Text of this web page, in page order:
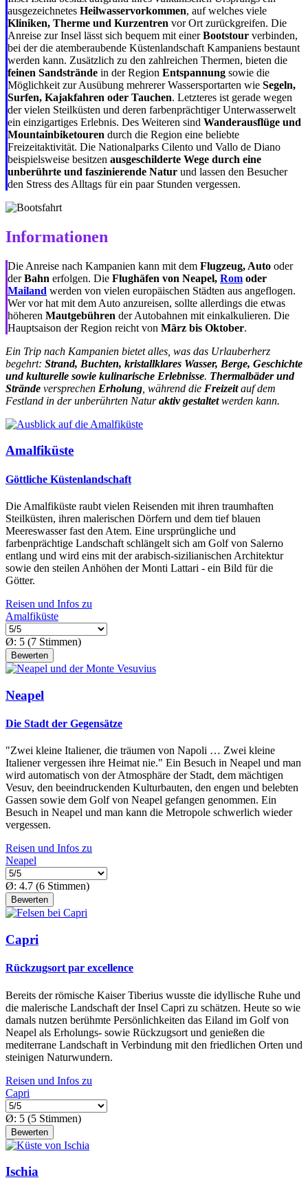
ausgezeichnetes Heilwasservorkommen, auf welches viele
Kliniken, Therme und Kurzentren vor Ort zurückgreifen. Die
Anreise zur Insel lässt sich bequem mit einerBootstour verbinden,
bei der die atemberaubende Küstenlandschaft Kampaniens bestaunt
werden kann. Zusätzlich zu den zahlreichen Thermen, bieten die
feinen Sandstrände in der Region Entspannung sowie die
Möglichkeit zur Ausübung mehrerer Wassersportarten wie Segeln,
Surfen, Kajakfahren oder Tauchen. Letzteres ist gerade wegen
der vielen Steilküsten und deren farbenprächtiger Unterwasserwelt
ein einzigartiges Erlebnis. Des Weiteren sind Wanderausflüge und
Mountainbiketouren durch die Region eine beliebte
Freizeitaktivität. Die Nationalparks Cilento und Vallo de Diano
beispielsweise besitzen ausgeschilderte Wege durch eine
unberührte und faszinierende Natur und lassen den Besucher
den Stress des Alltags für ein paar Stunden vergessen.
Informationen
Die Anreise nach Kampanien kann mit dem Flugzeug, Auto oder
derBahn erfolgen. Die Flughäfen von Neapel, Rom oder
Mailand werden von vielen europäischen Städten aus angeflogen.
Wer vor hat mit dem Auto anzureisen, sollte allerdings die etwas
höheren Mautgebühren der Autobahnen mit einkalkulieren. Die
Hauptsaison der Region reicht von März bis Oktober.
Ein Trip nach Kampanien bietet alles, was das Urlauberherz
begehrt: Strand, Buchten, kristallklares Wasser, Berge, Geschichte
und kulturelle sowie kulinarische Erlebnisse. Thermalbäder und
Strände versprechen Erholung , während die Freizeitauf dem
Festland in der unberührten Naturaktiv gestaltetwerden kann.
Amalfiküste
Göttliche Küstenlandschaft
Die Amalfiküste raubt vielen Reisenden mit ihren traumhaften
Steilküsten, ihren malerischen Dörfern und dem tief blauen
Meereswasser fast den Atem. Eine ursprüngliche und
farbenprächtige Landschaft schlängelt sich am Golf von Salerno
entlang und wird eins mit der arabisch-sizilianischen Architektur
sowie den steilen Anhöhen der Monti Lattari - ein Bild für die
Götter.
Reisen und Infos zu
Amalfiküste
Ø: 5 (7 Stimmen)
Neapel
Die Stadt der Gegensätze
"Zwei kleine Italiener, die träumen von Napoli … Zwei kleine
Italiener vergessen ihre Heimat nie." Ein Besuch in Neapel und man
wird automatisch von der Atmosphäre der Stadt, dem mächtigen
Vesuv, den beeindruckenden Kulturbauten, den engen und belebten
Gassen sowie dem Golf von Neapel gefangen genommen. Ein
Besuch in Neapel und man kann die Metropole schwerlich wieder
vergessen.
Reisen und Infos zu
Neapel
Ø: 4.7 (6 Stimmen)
Capri
Rückzugsort par excellence
Bereits der römische Kaiser Tiberius wusste die idyllische Ruhe und
die malerische Landschaft der Insel Capri zu schätzen. Heute so wie
damals nutzen berühmte Persönlichkeiten das Eiland im Golf von
Neapel als Erholungs- sowie Rückzugsort und genießen die
mediterrane Landschaft in Verbindung mit den friedlichen Orten und
steinigen Naturwundern.
Reisen und Infos zu
Capri
Ø: 5 (5 Stimmen)
Ischia